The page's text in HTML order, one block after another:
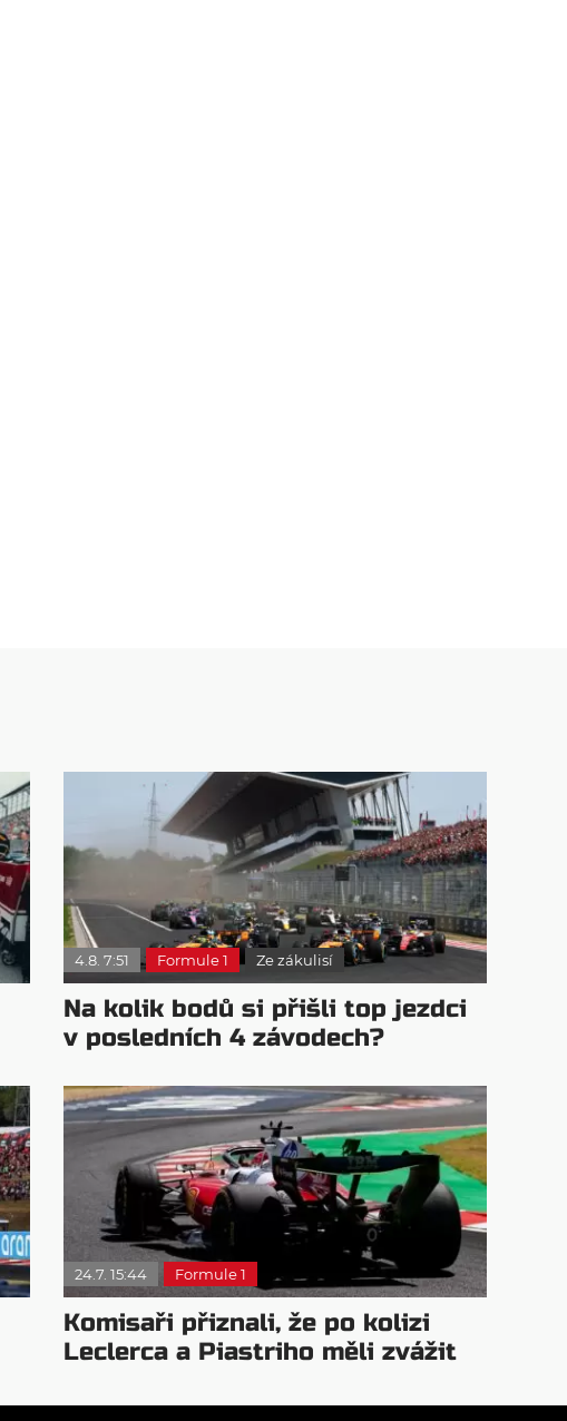
4.8. 7:51 Formule 1 Ze zákulisí
Na kolik bodů si přišli top jezdci
v posledních 4 závodech?
24.7. 15:44 Formule 1
Komisaři přiznali, že po kolizi
Leclerca a Piastriho měli zvážit